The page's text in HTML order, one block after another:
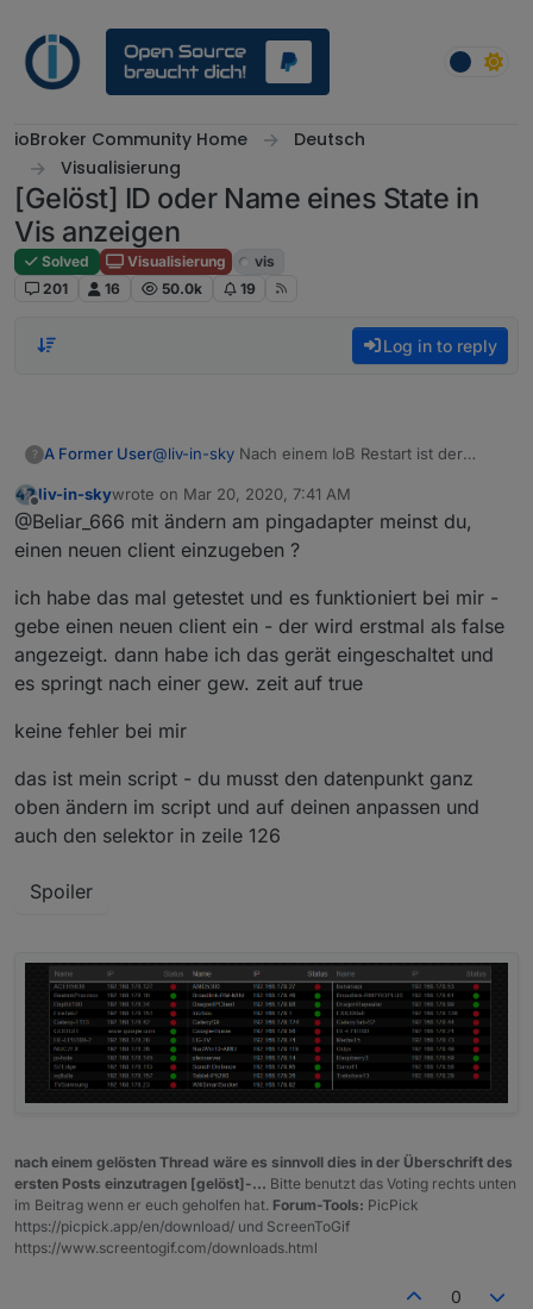
ioBroker Community Home
Deutsch
Visualisierung
[Gelöst] ID oder Name eines State in
Vis anzeigen
Solved Visualisierung
vis
201
16 50.0k 19
Log in to reply
? A Former User@liv-in-sky Nach einem IoB Restart ist der
man was am Pingadapter ändert wieder.
Zumindest ist das jetzt mal die Beobachtung.
Ich glaube aber das Script war nicht von Dir,
aber aus diesem Thread hab ich das.
Offline
liv-in-skywrote on Mar 20, 2020, 7:41 AM
last edited by
@Beliar_666 mit ändern am pingadapter meinst du,
einen neuen client einzugeben ?
ich habe das mal getestet und es funktioniert bei mir -
gebe einen neuen client ein - der wird erstmal als false
angezeigt. dann habe ich das gerät eingeschaltet und
es springt nach einer gew. zeit auf true
keine fehler bei mir
das ist mein script - du musst den datenpunkt ganz
oben ändern im script und auf deinen anpassen und
auch den selektor in zeile 126
Spoiler
nach einem gelösten Thread wäre es sinnvoll dies in der Überschrift des
ersten Posts einzutragen [gelöst]-... Bitte benutzt das Voting rechts unten
im Beitrag wenn er euch geholfen hat. Forum-Tools: PicPick
https://picpick.app/en/download/ und ScreenToGif
https://www.screentogif.com/downloads.html
0